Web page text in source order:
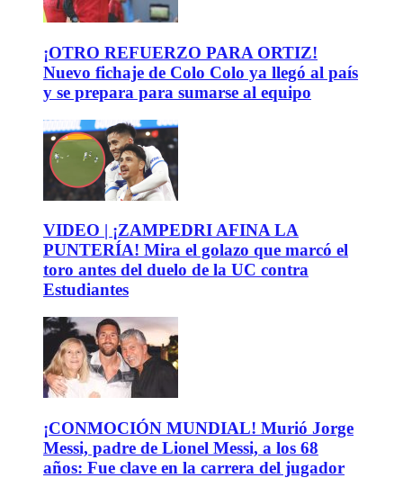
¡OTRO REFUERZO PARA ORTIZ!
Nuevo fichaje de Colo Colo ya llegó al país
y se prepara para sumarse al equipo
VIDEO | ¡ZAMPEDRI AFINA LA
PUNTERÍA! Mira el golazo que marcó el
toro antes del duelo de la UC contra
Estudiantes
¡CONMOCIÓN MUNDIAL! Murió Jorge
Messi, padre de Lionel Messi, a los 68
años: Fue clave en la carrera del jugador